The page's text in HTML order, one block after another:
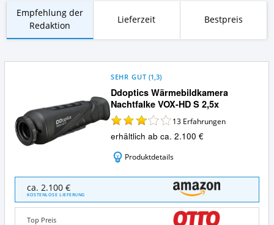
Empfehlung der
Redaktion
Lieferzeit Bestpreis
Ddoptics Wärmebildkamera
Nachtfalke VOX-HD S 2,5x
SEHR GUT (1,3)
13 Erfahrungen
erhältlich ab ca. 2.100 €
Produktdetails
Ddoptics
Wärmebildkamera
Nachtfalke
VOX-
ca. 2.100 €
KOSTENLOSE LIEFERUNG
Top Preis